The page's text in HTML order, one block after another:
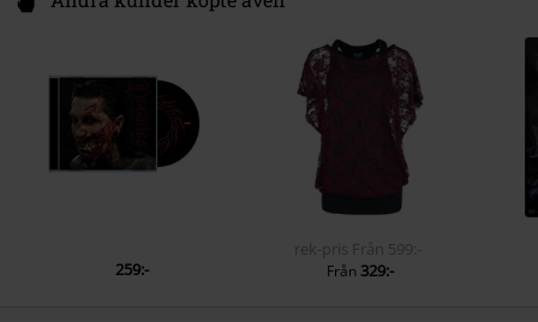
259:-
rek-pris Från 599:-
Från329:-